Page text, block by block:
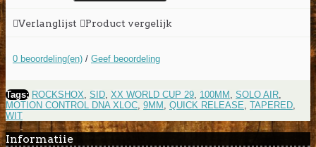
Verlanglijst Product vergelijk
0 beoordeling(en) / Geef beoordeling
Tags: ROCKSHOX SID XX WORLD CUP 29 100MM SOLO AIR
MOTION CONTROL DNA XLOC 9MM QUICK RELEASE TAPERED
WIT
Informatiie